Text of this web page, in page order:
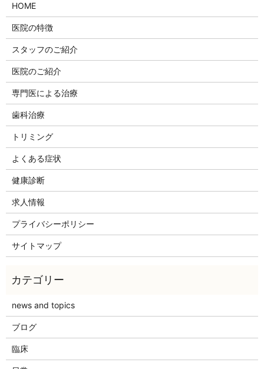
HOME
医院の特徴
スタッフのご紹介
医院のご紹介
専門医による治療
歯科治療
トリミング
よくある症状
健康診断
求人情報
プライバシーポリシー
サイトマップ
news and topics
ブログ
臨床